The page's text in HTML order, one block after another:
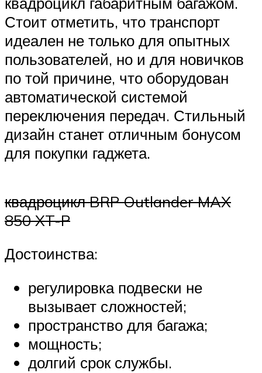
Стоит отметить, что транспорт
идеален не только для опытных
пользователей, но и для новичков
по той причине, что оборудован
автоматической системой
переключения передач. Стильный
дизайн станет отличным бонусом
для покупки гаджета.
квадроцикл BRP Outlander MAX
850 XT-P
Достоинства:
регулировка подвески не
вызывает сложностей;
пространство для багажа;
мощность;
долгий срок службы.